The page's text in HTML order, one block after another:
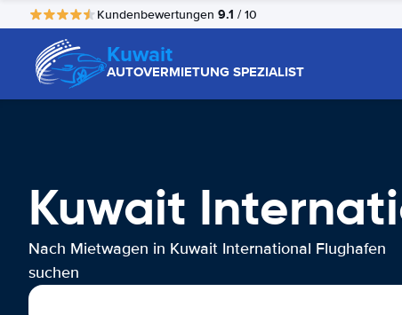
Kundenbewertungen 9.1 / 10
Kuwait
AUTOVERMIETUNG SPEZIALIST
Kuwait
Nach Mietwagen in Kuwait International Flughafen
suchen